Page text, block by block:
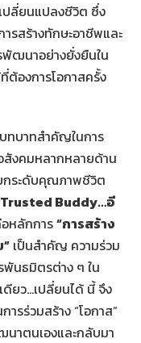
ปลี่ยนแปลงชีวิต ซึ่ง
รสร้างทักษะอาชีพและ
พัฒนาอย่างยั่งยืนใน
ต้องการโอกาสครั้ง
ทบาทสำคัญในการ
งคมหลากหลายด้าน
กระดับคุณภาพชีวิต
Buddy…อี
หลักการ“การสร้าง
เป็นสำคัญ ความร่วม
ธมิตรต่าง ๆ ใน
ดียว…เปลี่ยนได้ นี้ จึง
รร่วมสร้าง “โอกาส”
าตนเองและกลับมา